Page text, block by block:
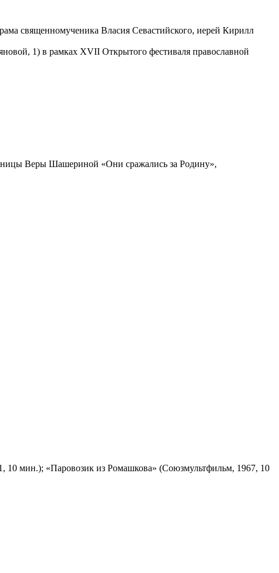
священномученика Власия Севастийского, иерей Кирилл
1) в рамках XVII Открытого фестиваля православной
Веры Шашериной «Они сражались за Родину»,
мин.); «Паровозик из Ромашкова» (Союзмультфильм, 1967, 10